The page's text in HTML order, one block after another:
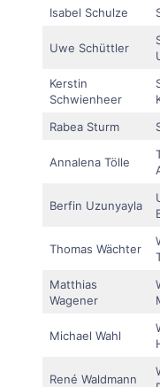
Isabel Schulze
Uwe Schüttler
Kerstin
Schwienheer
Rabea Sturm
Annalena Tölle
Berfin Uzunyayla
Thomas Wächter
Matthias
Wagener
Michael Wahl
René Waldmann